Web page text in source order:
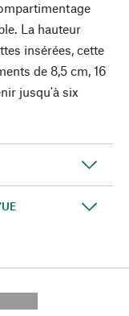
La hauteur
insérées, cette
de 8,5 cm, 16
jusqu'à six